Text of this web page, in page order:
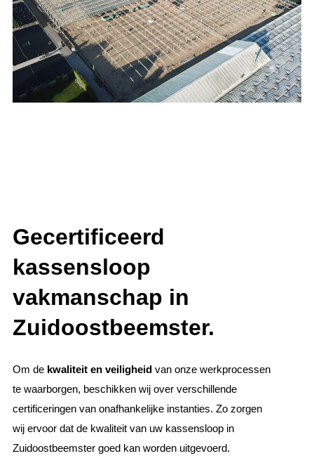
Gecertificeerd
kassensloop
vakmanschap in
Zuidoostbeemster.
Om de kwaliteit en veiligheid van onze werkprocessen
te waarborgen, beschikken wij over verschillende
certificeringen van onafhankelijke instanties. Zo zorgen
wij ervoor dat de kwaliteit van uw kassensloop in
Zuidoostbeemster goed kan worden uitgevoerd.